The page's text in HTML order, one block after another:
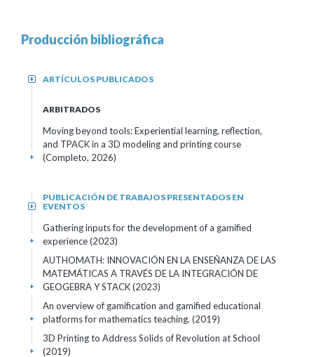
Producción bibliográfica
ARTÍCULOS PUBLICADOS
+
ARBITRADOS
Moving beyond tools: Experiential learning, reflection,
and TPACK in a 3D modeling and printing course
(Completo, 2026)
+
PUBLICACIÓN DE TRABAJOS PRESENTADOS EN
EVENTOS
+
Gathering inputs for the development of a gamified
experience (2023)
+
AUTHOMATH: INNOVACIÓN EN LA ENSEÑANZA DE LAS
MATEMÁTICAS A TRAVÉS DE LA INTEGRACIÓN DE
GEOGEBRA Y STACK (2023)
+
An overview of gamification and gamified educational
platforms for mathematics teaching. (2019)
+
3D Printing to Address Solids of Revolution at School
(2019)
+